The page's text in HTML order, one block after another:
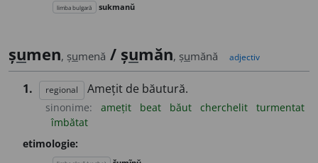
limba bulgară sukmanŭ
șumen, șumenă / șumăn, șumănă adjectiv
1. regional Amețit de băutură.
sinonime: amețit beat băut cherchelit
turmentat
îmbătat
etimologie: